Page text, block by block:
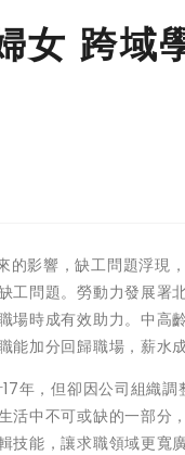
女 跨域
影響，缺工問題浮現
問題。勞動力發展署
時成有效助力。中高
加分回歸職場，薪水
年，但卻因公司組織
中不可或缺的一部分
能，讓求職領域更寬廣